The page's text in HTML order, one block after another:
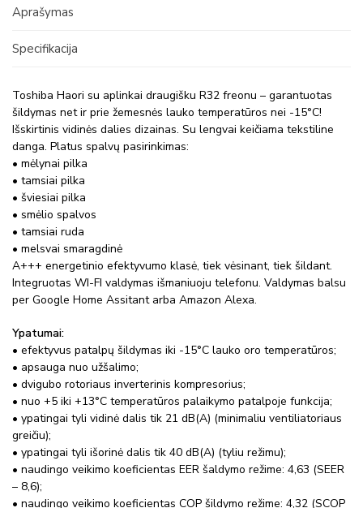
Aprašymas
Specifikacija
Toshiba Haori su aplinkai draugišku R32 freonu – garantuotas
šildymas net ir prie žemesnės lauko temperatūros nei -15°C!
Išskirtinis vidinės dalies dizainas. Su lengvai keičiama tekstiline
danga. Platus spalvų pasirinkimas:
• mėlynai pilka
• tamsiai pilka
• šviesiai pilka
• smėlio spalvos
• tamsiai ruda
• melsvai smaragdinė
A+++ energetinio efektyvumo klasė, tiek vėsinant, tiek šildant.
Integruotas WI-FI valdymas išmaniuoju telefonu. Valdymas balsu
per Google Home Assitant arba Amazon Alexa.
Ypatumai:
• efektyvus patalpų šildymas iki -15°C lauko oro temperatūros;
• apsauga nuo užšalimo;
• dvigubo rotoriaus inverterinis kompresorius;
• nuo +5 iki +13°C temperatūros palaikymo patalpoje funkcija;
• ypatingai tyli vidinė dalis tik 21 dB(A) (minimaliu ventiliatoriaus
greičiu);
• ypatingai tyli išorinė dalis tik 40 dB(A) (tyliu režimu);
• naudingo veikimo koeficientas EER šaldymo režime: 4,63 (SEER
– 8,6);
• naudingo veikimo koeficientas COP šildymo režime: 4,32 (SCOP